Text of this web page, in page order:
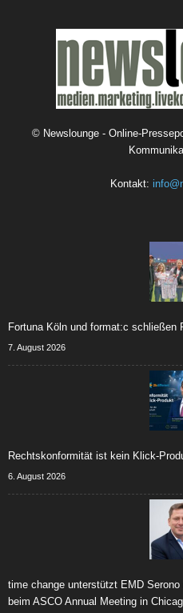
© Newslounge - Online-
Kontakt:
Fortuna Köln und format:c schließen
7. August 2026
Rechtskonformität ist kein Klick-
6. August 2026
time change unterstützt EMD
beim ASCO Annual Meeting in